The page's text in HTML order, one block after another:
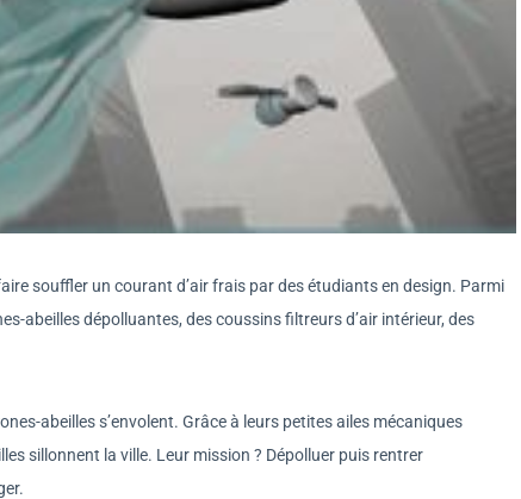
souffler un courant d’air frais par des étudiants en design. Parmi
abeilles dépolluantes, des coussins filtreurs d’air intérieur, des
abeilles s’envolent. Grâce à leurs petites ailes mécaniques
sillonnent la ville. Leur mission ? Dépolluer puis rentrer